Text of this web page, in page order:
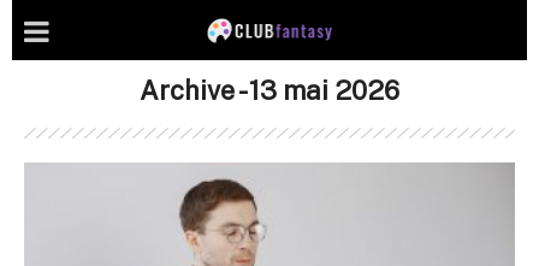
Archive - 13 mai 2026